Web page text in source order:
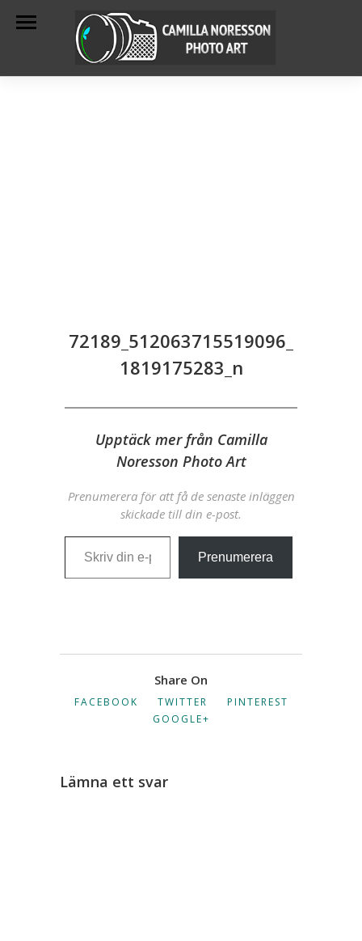
72189_512063715519096_
1819175283_n
Upptäck mer från Camilla
Noresson Photo Art
Prenumerera för att få de senaste inläggen
skickade till din e-post.
Skriv din e-post …
Prenumerera
Share On
FACEBOOK TWITTER
PINTEREST
GOOGLE+
Lämna ett svar